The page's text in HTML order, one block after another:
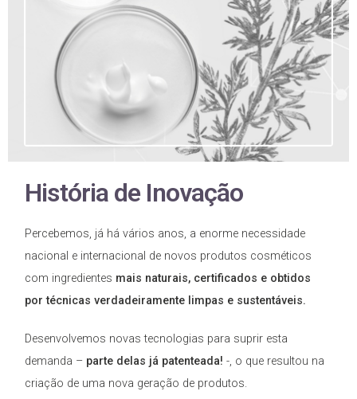
História de Inovação
Percebemos, já há vários anos, a enorme necessidade
nacional e internacional de novos produtos cosméticos
com ingredientes mais naturais, certificados e obtidos
por técnicas verdadeiramente limpas e sustentáveis.
Desenvolvemos novas tecnologias para suprir esta
demanda – parte delas já patenteada!-, o que resultou na
criação de uma nova geração de produtos.